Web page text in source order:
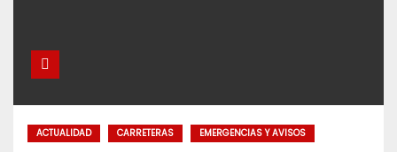
ACTUALIDAD CARRETERAS EMERGENCIAS Y AVISOS